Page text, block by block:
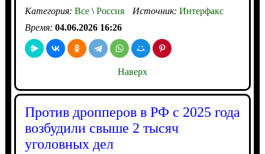
Категория: Все\Россия Источник: Интерфакс
Время: 04.06.2026 16:26
Наверх
Против дропперов в РФ с 2025 года
возбудили свыше 2 тысяч
уголовных дел